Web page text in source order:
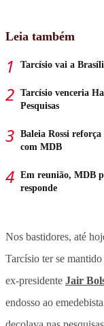
Leia também
Tarcísio vai a
Tarcísio venceria
Pesquisas
Baleia Rossi
com MDB
Em reunião, MDB
responde
Nos bastidores, até
Tarcísio ter se
ex-presidente Jair
endosso ao